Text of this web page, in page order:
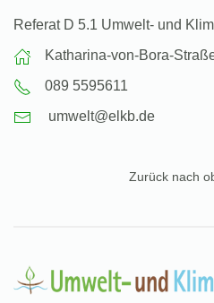
Referat D 5.1 Umwelt- und
Katharina-von-Bora-
089 5595611
umwelt@elkb.de
Zurück nach